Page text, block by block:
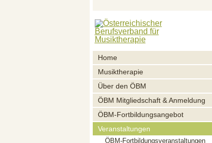
Home
Musiktherapie
Über den ÖBM
ÖBM Mitgliedschaft & Anmeldung
ÖBM-Fortbildungsangebot
Veranstaltungen
ÖBM-Fortbildungsveranstaltungen